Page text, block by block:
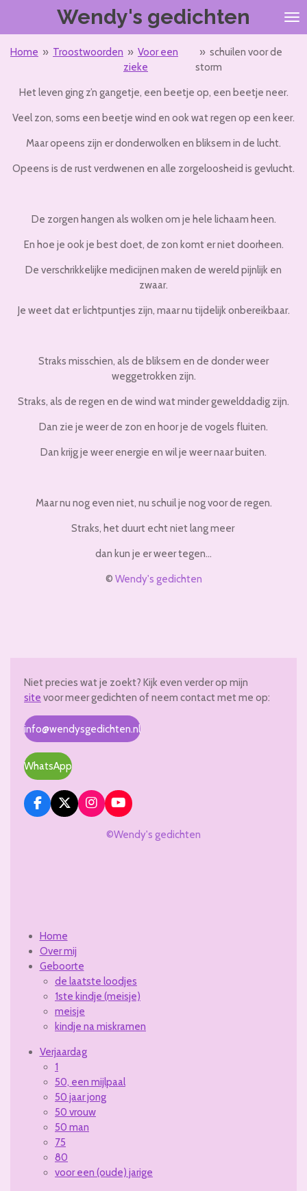
de
Wendy's gedichten
Home » Troostwoorden » Voor een
zieke
» schuilen voor de
storm
Het leven ging z’n gangetje, een beetje op, een beetje neer.
Veel zon, soms een beetje wind en ook wat regen op een keer.
Maar opeens zijn er donderwolken en bliksem in de lucht.
Opeens is de rust verdwenen en alle zorgeloosheid is gevlucht.
De zorgen hangen als wolken om je hele lichaam heen.
En hoe je ook je best doet, de zon komt er niet doorheen.
De verschrikkelijke medicijnen maken de wereld pijnlijk en
zwaar.
Je weet dat er lichtpuntjes zijn, maar nu tijdelijk onbereikbaar.
Straks misschien, als de bliksem en de donder weer
weggetrokken zijn.
Straks, als de regen en de wind wat minder gewelddadig zijn.
Dan zie je weer de zon en hoor je de vogels fluiten.
Dan krijg je weer energie en wil je weer naar buiten.
Maar nu nog even niet, nu schuil je nog voor de regen.
Straks, het duurt echt niet lang meer
dan kun je er weer tegen…
© Wendy's gedichten
Niet precies wat je zoekt? Kijk even verder op mijn
site voor meer gedichten of neem contact met me op:
info@wendysgedichten.nl
WhatsApp
F
a
X
I
n
Y
o
u
©Wendy's gedichten
Home
Over mij
Geboorte
de laatste loodjes
1ste kindje (meisje)
meisje
kindje na miskramen
Verjaardag
1
50, een mijlpaal
50 jaar jong
50 vrouw
50 man
75
80
voor een (oude) jarige